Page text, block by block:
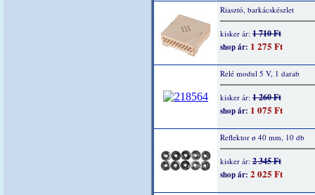
Riasztó, barkácskészlet
kisker ár: 1 710 Ft
shop ár: 1 275 Ft
Relé modul 5 V, 1 darab
kisker ár: 1 260 Ft
shop ár: 1 075 Ft
Reflektor ø 40 mm, 10 db
kisker ár: 2 345 Ft
shop ár: 2 025 Ft